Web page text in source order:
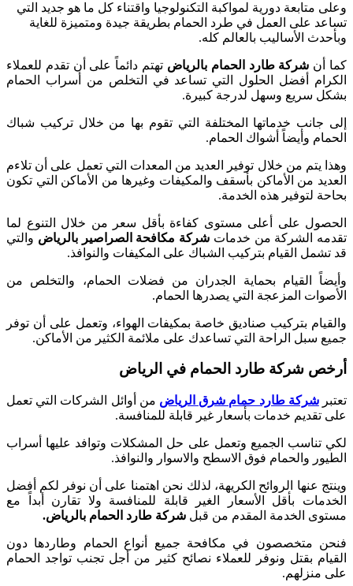
وعلى متابعة دورية لمواكبة التكنولوجيا واقتناء كل ما هو جديد التي
تساعد على العمل في طرد الحمام بطريقة جيدة ومتميزة للغاية
وبأحدث الأساليب بالعالم كله.
كما أن شركة طارد الحمام بالرياض تهتم دائماً على أن تقدم للعملاء
الكرام أفضل الحلول التي تساعد في التخلص من أسراب الحمام
بشكل سريع وسهل لدرجة كبيرة.
إلى جانب خدماتها المختلفة التي تقوم بها من خلال تركيب شباك
الحمام وأيضاً أشواك الحمام.
وهذا يتم من خلال توفير العديد من المعدات التي تعمل على أن تلاءم
العديد من الأماكن بأسقف والمكيفات وغيرها من الأماكن التي تكون
بحاحة لتوفير هذه الخدمة.
الحصول على أعلى مستوى كفاءة بأقل سعر من خلال التنوع لما
تقدمه الشركة من خدمات شركة مكافحة الصراصير بالرياض والتي
قد تشمل القيام بتركيب الشباك على المكيفات والنوافذ.
وأيضاً القيام بحماية الجدران من فضلات الحمام، والتخلص من
الأصوات المزعجة التي يصدرها الحمام.
والقيام بتركيب صناديق خاصة بمكيفات الهواء، وتعمل على أن توفر
جميع سبل الراحة التي تساعدك على ملائمة الكثير من الأماكن.
أرخص شركة طارد الحمام في الرياض
تعتبرشركة طارد حمام شرق الرياض من أوائل الشركات التي تعمل
على تقديم خدمات بأسعار غير قابلة للمنافسة.
لكي تناسب الجميع وتعمل على حل المشكلات وتوافد عليها أسراب
الطيور والحمام فوق الاسطح والاسوار والنوافذ.
وينتج عنها الروائح الكريهة، لذلك نحن اهتمنا على أن نوفر لكم أفضل
الخدمات بأقل الأسعار الغير قابلة للمنافسة ولا تقارن أبداً مع
مستوى الخدمة المقدم من قبل شركة طارد الحمام بالرياض.
فنحن متخصصون في مكافحة جميع أنواع الحمام وطاردها دون
القيام بقتل ونوفر للعملاء نصائح كثير من أجل تجنب تواجد الحمام
على منزلهم.